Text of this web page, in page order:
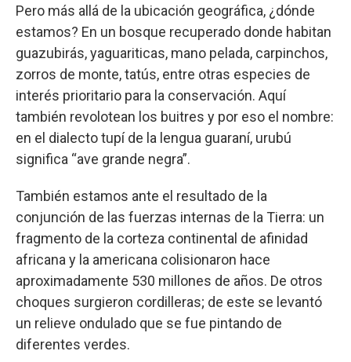
Pero más allá de la ubicación geográfica, ¿dónde
estamos? En un bosque recuperado donde habitan
guazubirás, yaguariticas, mano pelada, carpinchos,
zorros de monte, tatús, entre otras especies de
interés prioritario para la conservación. Aquí
también revolotean los buitres y por eso el nombre:
en el dialecto tupí de la lengua guaraní, urubú
significa “ave grande negra”.
También estamos ante el resultado de la
conjunción de las fuerzas internas de la Tierra: un
fragmento de la corteza continental de afinidad
africana y la americana colisionaron hace
aproximadamente 530 millones de años. De otros
choques surgieron cordilleras; de este se levantó
un relieve ondulado que se fue pintando de
diferentes verdes.